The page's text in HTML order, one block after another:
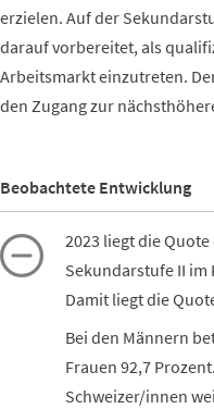
erzielen. Auf der
darauf vorbereitet, als
Arbeitsmarkt einzutreten.
den Zugang zur
Beobachtete Entwicklung
2023 liegt die
Sekundarstufe II im
Damit liegt die
Bei den Männern
Frauen 92,7
Schweizer/innen